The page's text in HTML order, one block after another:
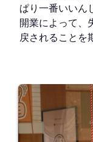
ぱり一番いいん
開業によって、
戻されることを